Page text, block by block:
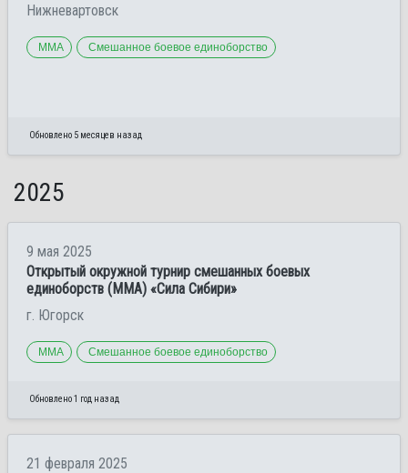
Нижневартовск
ММА Смешанное боевое единоборство
Обновлено 5 месяцев назад
2025
9 мая 2025
Открытый окружной турнир смешанных боевых
единоборств (ММА) «Сила Сибири»
г. Югорск
ММА Смешанное боевое единоборство
Обновлено 1 год назад
21 февраля 2025